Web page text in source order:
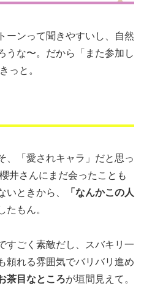
ーンって聞きやすいし、自然
うな〜。だから「また参加し
っと。
、「愛されキャラ」だと思っ
井さんにまだ会ったことも
いときから、
「なんかこの人
たもん。
すごく素敵だし、スバキリ一
頼れる雰囲気でバリバリ進め
茶目なところが垣間見えて。